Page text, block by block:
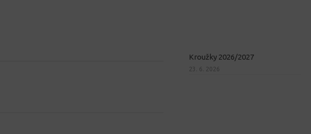
Kroužky 2026/2027
23. 6. 2026